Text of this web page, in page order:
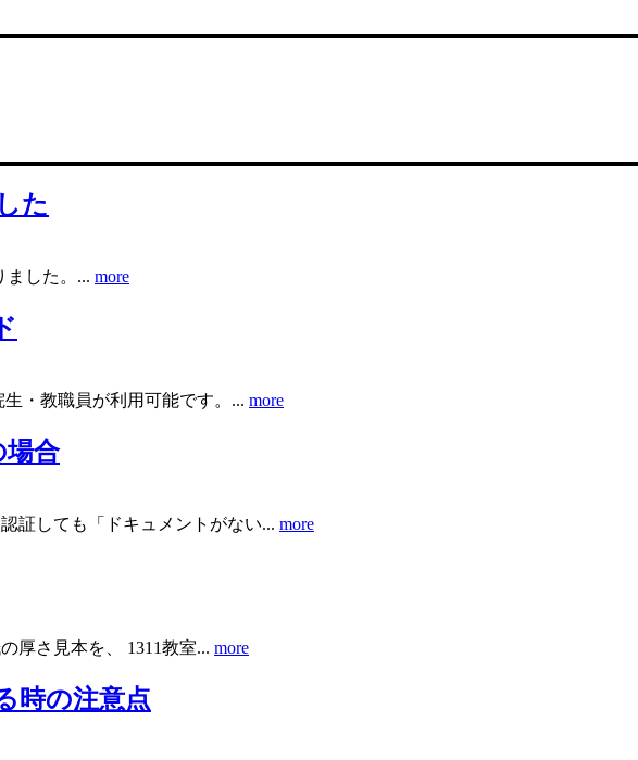
た
ました。... more
・教職員が利用可能です。... more
場合
証しても「ドキュメントがない... more
厚さ見本を、 1311教室... more
時の注意点